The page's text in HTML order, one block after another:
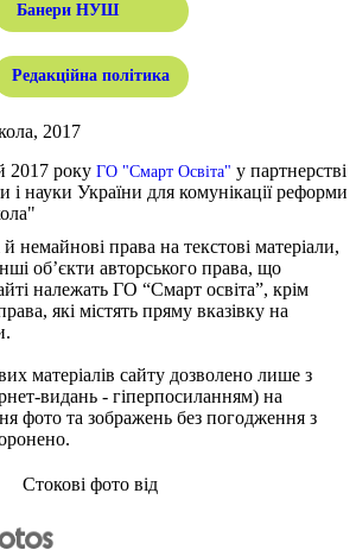
Банери НУШ
Редакційна політика
2017
2017 року ГО "Смарт Освіта" у партнерстві
і науки України для комунікації реформи
немайнові права на текстові матеріали,
об’єкти авторського права, що
належать ГО “Смарт освіта”, крім
які містять пряму вказівку на
матеріалів сайту дозволено лише з
видань - гіперпосиланням) на
фото та зображень без погодження з
Стокові фото від